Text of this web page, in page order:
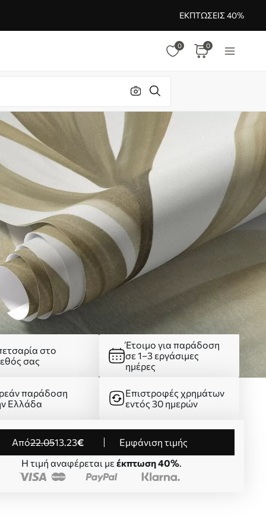
ΕΚΠΤΏΣΕΙΣ 40%
0 0
στο
σας
Έτοιμο για παράδοση
σε 1–3 εργάσιμες
ημέρες
παράδοση
Ελλάδα
Επιστροφές χρημάτων
εντός 30 ημερών
από22.0513.23€
Εμφάνιση τιμής
Η τιμή αναφέρεται με έκπτωση 40%.